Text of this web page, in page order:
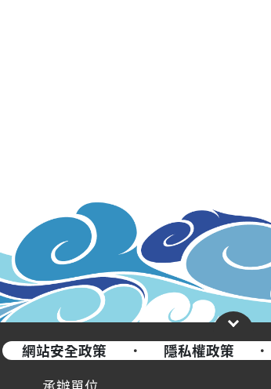
網站安全政策 · 隱私權政策 ·